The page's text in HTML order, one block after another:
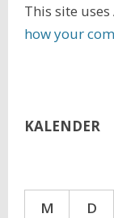
This site
how your
KALENDER
M D